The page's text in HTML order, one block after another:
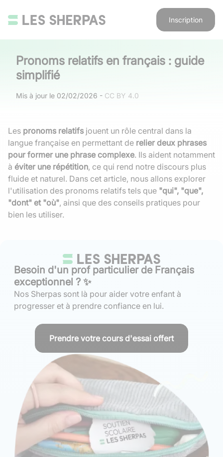
Inscription
Pronoms relatifs en français : guide
simplifié
Mis à jour le 02/02/2026 - CC BY 4.0
Les pronoms relatifs jouent un rôle central dans la
langue française en permettant de relier deux phrases
pour former une phrase complexe. Ils aident notamment
à éviter une répétition, ce qui rend notre discours plus
fluide et naturel. Dans cet article, nous allons explorer
l'utilisation des pronoms relatifs tels que "qui", "que",
"dont" et "où", ainsi que des conseils pratiques pour
bien les utiliser.
Besoin d'un prof particulier de Français
exceptionnel ? ✨
Nos Sherpas sont là pour aider votre enfant à
progresser et à prendre confiance en lui.
Prendre votre cours d'essai offert